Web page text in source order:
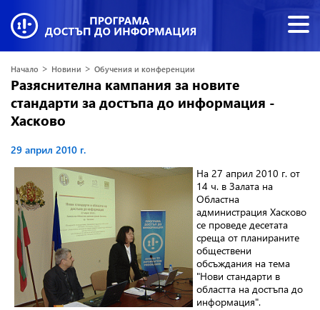
Начало > Новини > Обучения и конференции
Разяснителна кампания за новите
стандарти за достъпа до информация -
Хасково
29 април 2010 г.
На 27 април 2010 г. от
14 ч. в Залата на
Областна
администрация Хасково
се проведе десетата
среща от планираните
обществени
обсъждания на тема
"Нови стандарти в
областта на достъпа до
информация".